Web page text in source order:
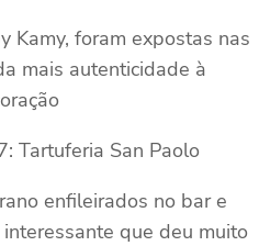
Kamy, foram expostas nas
mais autenticidade à
enfileirados no bar e
que deu muito